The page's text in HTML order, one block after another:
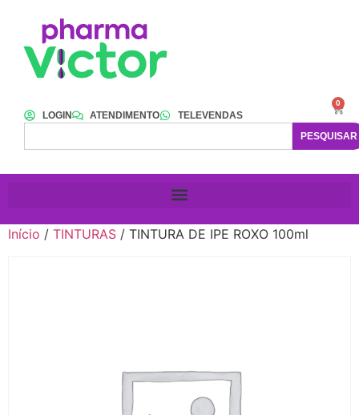
LOGIN ATENDIMENTO
TELEVENDAS
PESQUISAR
0
Início / TINTURAS / TINTURA DE IPE ROXO 100ml